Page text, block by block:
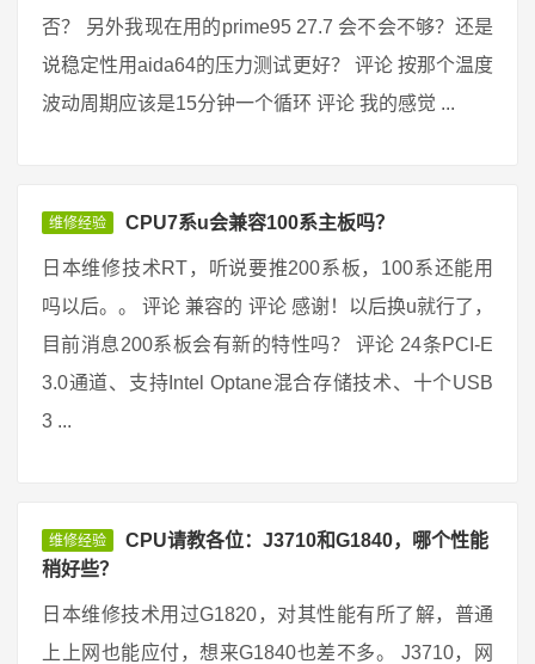
否？ 另外我现在用的prime95 27.7 会不会不够？还是
说稳定性用aida64的压力测试更好？ 评论 按那个温度
波动周期应该是15分钟一个循环 评论 我的感觉 ...
维修经验 CPU7系u会兼容100系主板吗？
日本维修技术RT，听说要推200系板，100系还能用
吗以后。。 评论 兼容的 评论 感谢！以后换u就行了，
目前消息200系板会有新的特性吗？ 评论 24条PCI-E
3.0通道、支持Intel Optane混合存储技术、十个USB
3 ...
维修经验
CPU请教各位：J3710和G1840，哪个性能
稍好些？
日本维修技术用过G1820，对其性能有所了解，普通
上上网也能应付，想来G1840也差不多。 J3710，网